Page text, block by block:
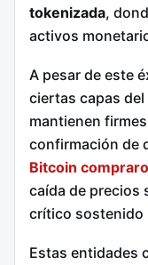
tokenizada,
activos
A pesar de este
ciertas capas
mantienen
confirmación de
Bitcoin
caída de precios
crítico sostenido
Estas entidades